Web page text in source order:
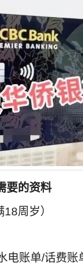
要的资料
18周岁）
电账单/话费